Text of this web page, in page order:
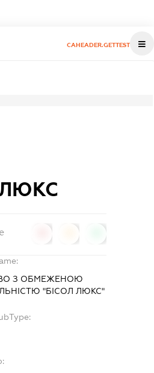
CAHEADER.GETTEST
ЛЮКС
З ОБМЕЖЕНОЮ
"БІСОЛ ЛЮКС"